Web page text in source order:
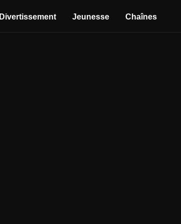
Divertissement Jeunesse Chaînes